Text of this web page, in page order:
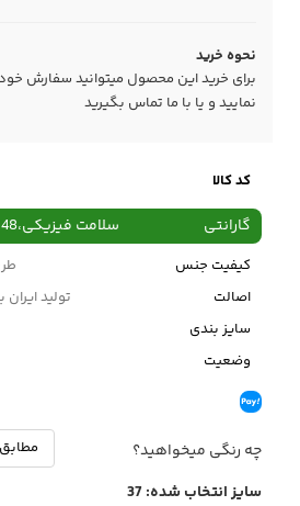
نحوه خرید
برای خرید این محصول میتوانید سفارش
نمایید و یا با ما تماس بگیرید
کد کالا
گارانتی سلامت فیزیکی،48 ساعت ضمانت بازگشت
کیفیت جنس
اصالت
تولید
سایز بندی
وضعیت
چه رنگی میخواهید؟
سایز انتخاب شده:37